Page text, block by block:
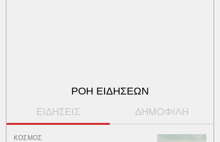
ΡΟΗ ΕΙΔΗΣΕΩΝ
ΕΙΔΗΣΕΙΣ ΔΗΜΟΦΙΛΗ
ΚΟΣΜΟΣ